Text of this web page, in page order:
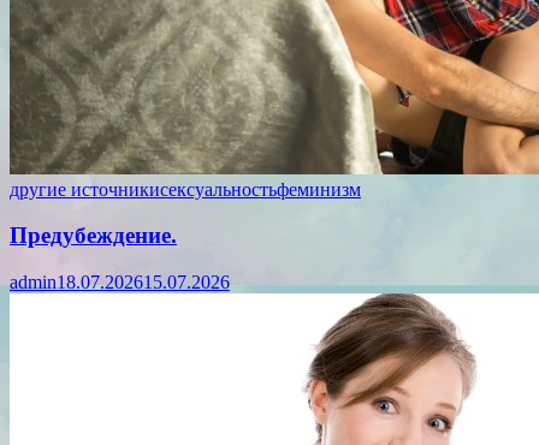
другие источникисексуальностьфеминизм
Предубеждение.
admin18.07.202615.07.2026